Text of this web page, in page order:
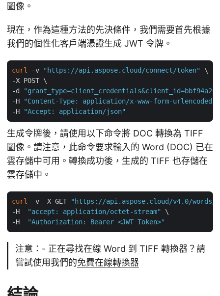
圖像。
現在，作為這種方法的先決條件，我們需要首先根據
我們的個性化客戶端憑證生成 JWT 令牌。
curl -v "https://api.aspose.cloud/connect/token"
\
-X POST \
-d
"grant_type=client_credentials&client_id=bbf94a2c-
-H
"Content-Type: application/x-www-form-urlencoded"
-H
"Accept: application/json"
生成令牌後，請使用以下命令將 DOC 轉換為 TIFF
圖像。請注意，此命令要求輸入的 Word (DOC) 已在
雲存儲中可用。轉換成功後，生成的 TIFF 也存儲在
雲存儲中。
curl -v -X GET
"https://api.aspose.cloud/v4.0/words/
-H
"accept: application/octet-stream"
\
-H
"Authorization: Bearer <JWT Token>"
注意：- 正在尋找在線 Word 到 TIFF 轉換器？請
嘗試使用我們的免費在線轉換器